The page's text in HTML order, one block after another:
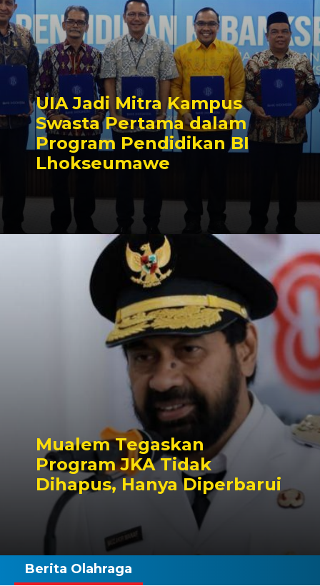
UIA Jadi Mitra Kampus
Swasta Pertama dalam
Program Pendidikan BI
Lhokseumawe
Mualem Tegaskan
Program JKA Tidak
Dihapus, Hanya Diperbarui
Berita Olahraga